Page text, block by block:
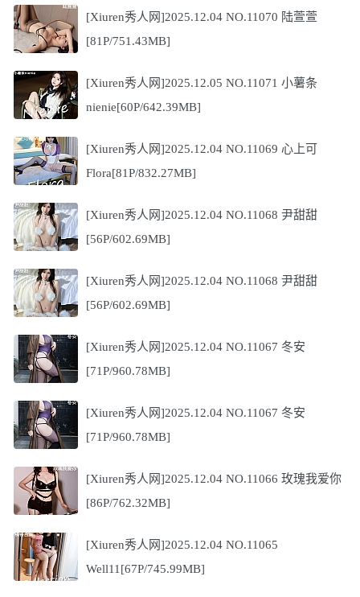
[Xiuren秀人网]2025.12.04 NO.11070 陆萱萱
[81P/751.43MB]
[Xiuren秀人网]2025.12.05 NO.11071 小薯条
nienie[60P/642.39MB]
[Xiuren秀人网]2025.12.04 NO.11069 心上可
Flora[81P/832.27MB]
[Xiuren秀人网]2025.12.04 NO.11068 尹甜甜
[56P/602.69MB]
[Xiuren秀人网]2025.12.04 NO.11068 尹甜甜
[56P/602.69MB]
[Xiuren秀人网]2025.12.04 NO.11067 冬安
[71P/960.78MB]
[Xiuren秀人网]2025.12.04 NO.11067 冬安
[71P/960.78MB]
[Xiuren秀人网]2025.12.04 NO.11066 玫瑰我爱你
[86P/762.32MB]
[Xiuren秀人网]2025.12.04 NO.11065
Well11[67P/745.99MB]